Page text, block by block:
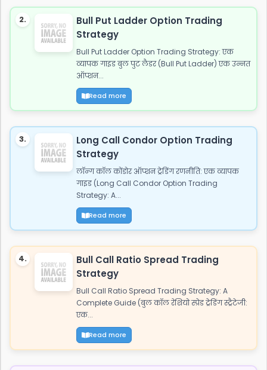
2.
Bull Put Ladder Option Trading
Strategy
Bull Put Ladder Option Trading Strategy: एक
व्यापक गाइड बुल पुट लैडर (Bull Put Ladder) एक उन्नत
ऑप्शन...
Read more
3.
Long Call Condor Option Trading
Strategy
लॉन्ग कॉल कोंडोर ऑप्शन ट्रेडिंग रणनीति: एक व्यापक
गाइड (Long Call Condor Option Trading
Strategy: A...
Read more
4.
Bull Call Ratio Spread Trading
Strategy
Bull Call Ratio Spread Trading Strategy: A
Complete Guide (बुल कॉल रेशियो स्प्रेड ट्रेडिंग स्ट्रैटेजी:
एक...
Read more